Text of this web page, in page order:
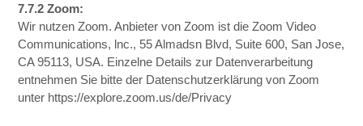
7.7.2 Zoom:
Wir nutzen Zoom. Anbieter von Zoom ist die Zoom Video
Communications, lnc., 55 Almadsn Blvd, Suite 600, San Jose,
CA 95113, USA. Einzelne Details zur Datenverarbeitung
entnehmen Sie bitte der Datenschutzerklärung von Zoom
unter https://explore.zoom.us/de/Privacy